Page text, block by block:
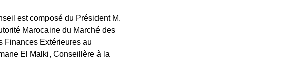
est composé du Président M.
Marocaine du Marché des
Finances Extérieures au
El Malki, Conseillère à la